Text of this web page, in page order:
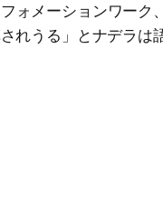
ォメーションワー
れうる」とナデラは